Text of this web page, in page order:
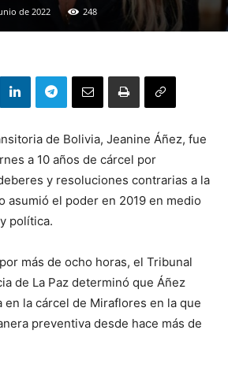
de 2022 248
de Bolivia, Jeanine Áñez, fue
a 10 años de cárcel por
y resoluciones contrarias a la
asumió el poder en 2019 en medio
política.
más de ocho horas, el Tribunal
de La Paz determinó que Áñez
en la cárcel de Miraflores en la que
preventiva desde hace más de